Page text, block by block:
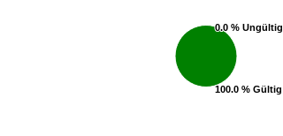
0.0 % Ungültig
0.0 % Ungültig
100.0 % Gültig
100.0 % Gültig